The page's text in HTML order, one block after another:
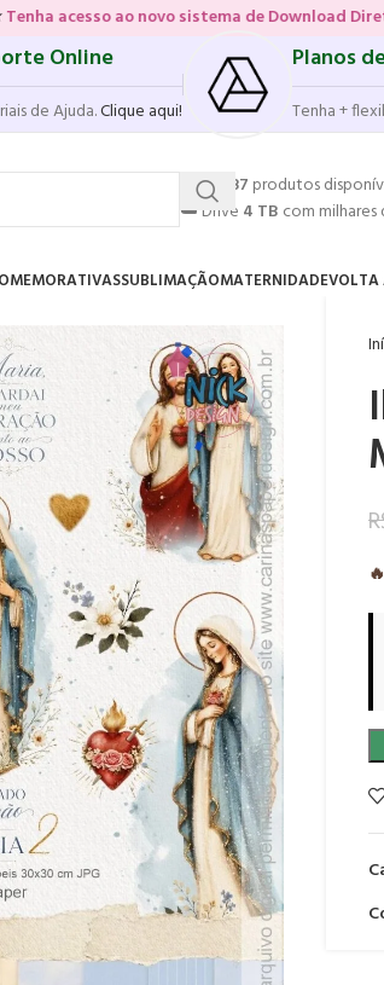
novo sistema de Download Direto!Baixe os
Online
de Ajuda.Clique aqui!
Planos
Tenha +
💥17.587 produtos
☁️ Drive 4 TB com milhares
SUBLIMAÇÃOMATERNIDADEVOLTA